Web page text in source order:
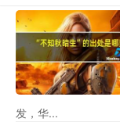
发，华...